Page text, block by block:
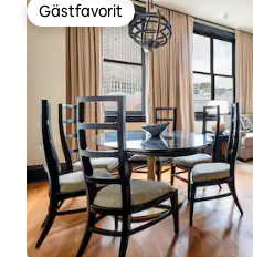
Gästfavorit
Gästfavorit